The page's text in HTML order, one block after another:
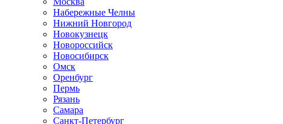
Набережные Челны
Нижний Новгород
Новокузнецк
Новороссийск
Новосибирск
Омск
Оренбург
Пермь
Рязань
Самара
Санкт-Петербург